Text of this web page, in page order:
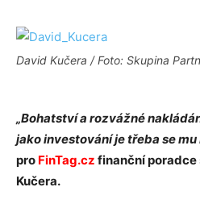
David Kučera / Foto: Skupina
„Bohatství a rozvážné
jako investování je třeba se mu
pro FinTag.cz finanční poradce
Kučera.